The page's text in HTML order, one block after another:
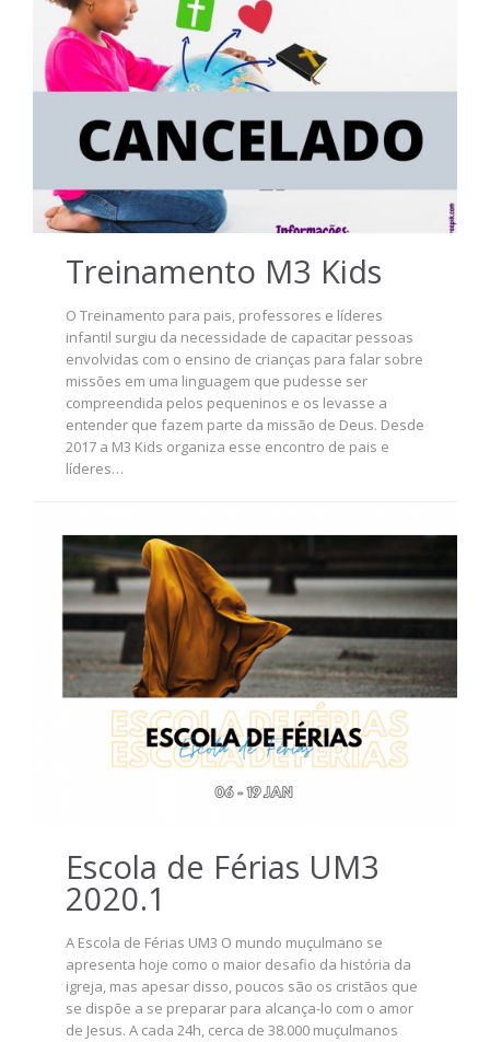
Treinamento M3 Kids
O Treinamento para pais, professores e líderes
infantil surgiu da necessidade de capacitar pessoas
envolvidas com o ensino de crianças para falar sobre
missões em uma linguagem que pudesse ser
compreendida pelos pequeninos e os levasse a
entender que fazem parte da missão de Deus. Desde
2017 a M3 Kids organiza esse encontro de pais e
líderes…
Escola de Férias UM3
2020.1
A Escola de Férias UM3 O mundo muçulmano se
apresenta hoje como o maior desafio da história da
igreja, mas apesar disso, poucos são os cristãos que
se dispõe a se preparar para alcança-lo com o amor
de Jesus. A cada 24h, cerca de 38.000 muçulmanos